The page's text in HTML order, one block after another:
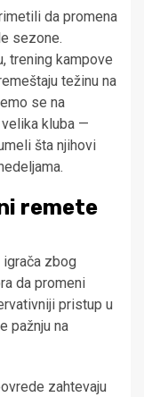
da promena
sezone.
trening kampove
težinu na
se na
kluba —
šta njihovi
remete
zbog
da promeni
pristup u
pažnju na
zahtevaju